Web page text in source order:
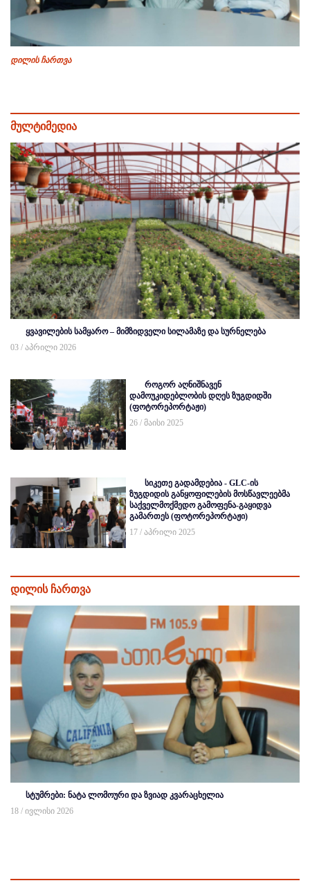
დილის ჩართვა
მულტიმედია
ყვავილების სამყარო – მიმზიდველი სილამაზე და სურნელება
03 / აპრილი 2026
როგორ აღნიშნავენ
დამოუკიდებლობის დღეს ზუგდიდში
(ფოტორეპორტაჟი)
26 / მაისი 2025
სიკეთე გადამდებია - GLC-ის
ზუგდიდის განყოფილების მოსწავლეებმა
საქველმოქმედო გამოფენა-გაყიდვა
გამართეს (ფოტორეპორტაჟი)
17 / აპრილი 2025
დილის ჩართვა
სტუმრები: ნატა ლომოური და ზვიად კვარაცხელია
18 / ივლისი 2026